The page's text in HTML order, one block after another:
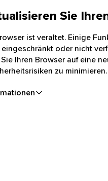
Sie
ist veraltet. Einige
oder nicht
Ihren Browser auf eine
zu minimieren.